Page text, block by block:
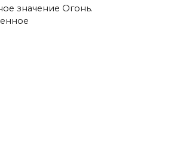
значение Огонь.